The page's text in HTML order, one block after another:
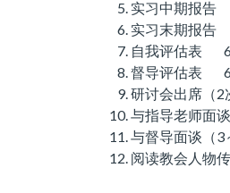
实习中期报
实习末期报
自我评估表
督导评估表
研讨会出席
与指导老师面
与督导面谈（
阅读教会人